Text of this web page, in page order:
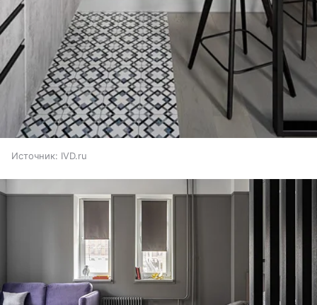
Источник: IVD.ru